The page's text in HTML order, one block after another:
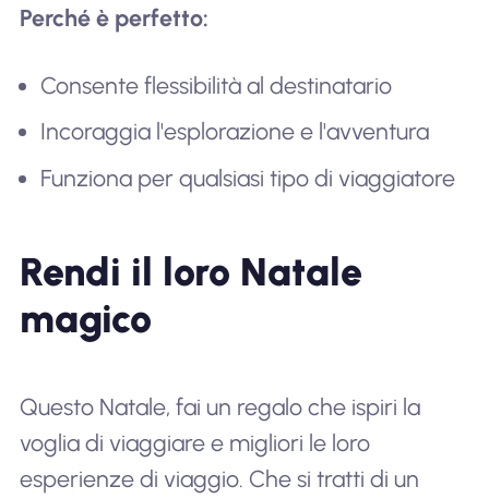
Perché è perfetto:
Consente flessibilità al destinatario
Incoraggia l'esplorazione e l'avventura
Funziona per qualsiasi tipo di viaggiatore
Rendi il loro Natale
magico
Questo Natale, fai un regalo che ispiri la
voglia di viaggiare e migliori le loro
esperienze di viaggio. Che si tratti di un